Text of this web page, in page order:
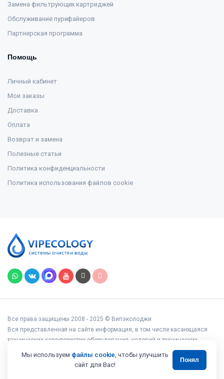
Замена фильтрующих картриджей
Обслуживание пурифайеров
Партнерская программа
Помощь
Личный кабинет
Мои заказы
Доставка
Оплата
Возврат и замена
Полезные статьи
Политика конфиденциальности
Политика использования файлов cookie
Все права защищены 2008 - 2025 © Випэколоджи
Вся представленная на сайте информация, в том числе касающаяся
технических характеристик оборудования, условий и технических
возможностей подключения, наличия на складе, стоимости товаров и
услуг, носит информационный характер и ни при каких условиях не
является публичной офертой, определяемой положениями статьи 437
Мы используем файлы cookie, чтобы улучшить
сайт для Вас!
Понял